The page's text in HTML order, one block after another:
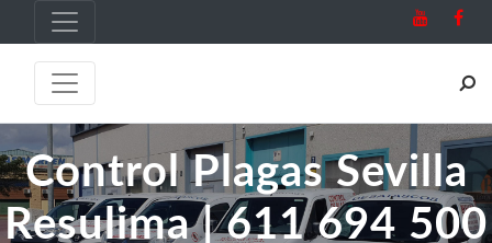
Control Plagas Sevilla
Resulima | 611 694 500